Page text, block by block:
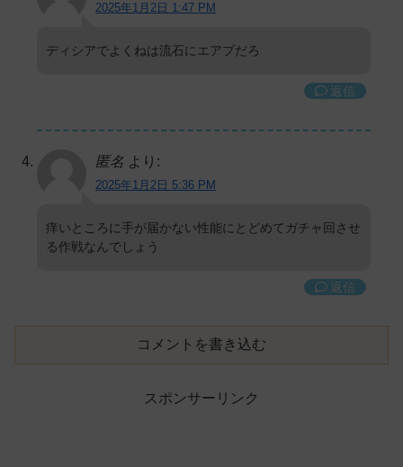
2025年1月2日 1:47 PM
ディシアでよくねは流石にエアプだろ
返信
匿名 より:
2025年1月2日 5:36 PM
痒いところに手が届かない性能にとどめてガチャ回させ
る作戦なんでしょう
返信
コメントを書き込む
スポンサーリンク